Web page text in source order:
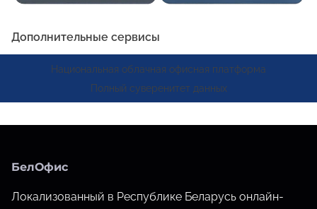
Дополнительные сервисы
Национальная облачная офисная платформа
Полный суверенитет данных
БелОфис
Локализованный в Республике Беларусь онлайн-